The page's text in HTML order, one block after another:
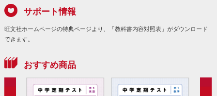
サポート情報
旺文社ホームページの特典ページより、「教科書内容対照表」がダウンロード
できます。
おすすめ商品